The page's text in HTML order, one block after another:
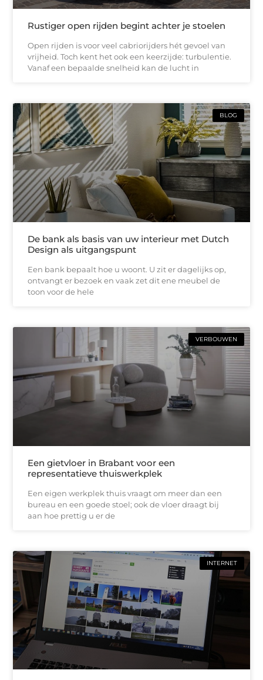
Rustiger open rijden begint achter je stoelen
Open rijden is voor veel cabriorijders hét gevoel van
vrijheid. Toch kent het ook een keerzijde: turbulentie.
Vanaf een bepaalde snelheid kan de lucht in
BLOG
De bank als basis van uw interieur met Dutch
Design als uitgangspunt
Een bank bepaalt hoe u woont. U zit er dagelijks op,
ontvangt er bezoek en vaak zet dit ene meubel de
toon voor de hele
VERBOUWEN
Een gietvloer in Brabant voor een
representatieve thuiswerkplek
Een eigen werkplek thuis vraagt om meer dan een
bureau en een goede stoel; ook de vloer draagt bij
aan hoe prettig u er de
INTERNET